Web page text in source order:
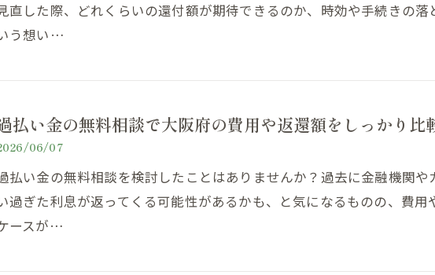
直した際、どれくらいの還付額が期待できるのか、時効や手続きの落
う想い…
払い金の無料相談で大阪府の費用や返還額をしっかり比
06/07
払い金の無料相談を検討したことはありませんか？過去に金融機関
過ぎた利息が返ってくる可能性があるかも、と気になるものの、費用
ースが…